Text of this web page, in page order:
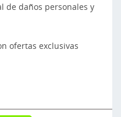
de daños personales y
ofertas exclusivas